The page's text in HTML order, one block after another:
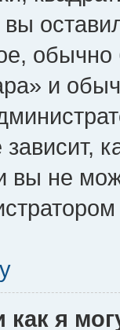
и
вы не
как я